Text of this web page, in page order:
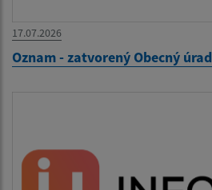
17.07.2026
Oznam - zatvorený Obecný úrad